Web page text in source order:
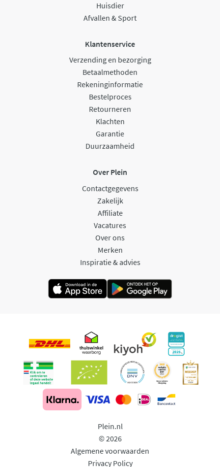
Huisdier
Afvallen & Sport
Klantenservice
Verzending en bezorging
Betaalmethoden
Rekeninginformatie
Bestelproces
Retourneren
Klachten
Garantie
Duurzaamheid
Over Plein
Contactgegevens
Zakelijk
Affiliate
Vacatures
Over ons
Merken
Inspiratie & advies
Plein.nl
© 2026
Algemene voorwaarden
Privacy Policy